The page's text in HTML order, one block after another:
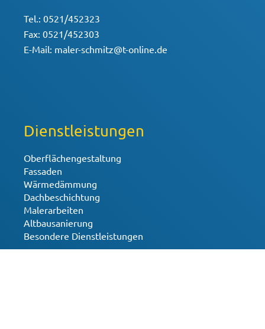
Tel.: 0521/452323
Fax: 0521/452303
E-Mail: maler-schmitz@t-online.de
Dienstleistungen
Oberflächengestaltung
Fassaden
Wärmedämmung
Dachbeschichtung
Malerarbeiten
Altbausanierung
Besondere Dienstleistungen